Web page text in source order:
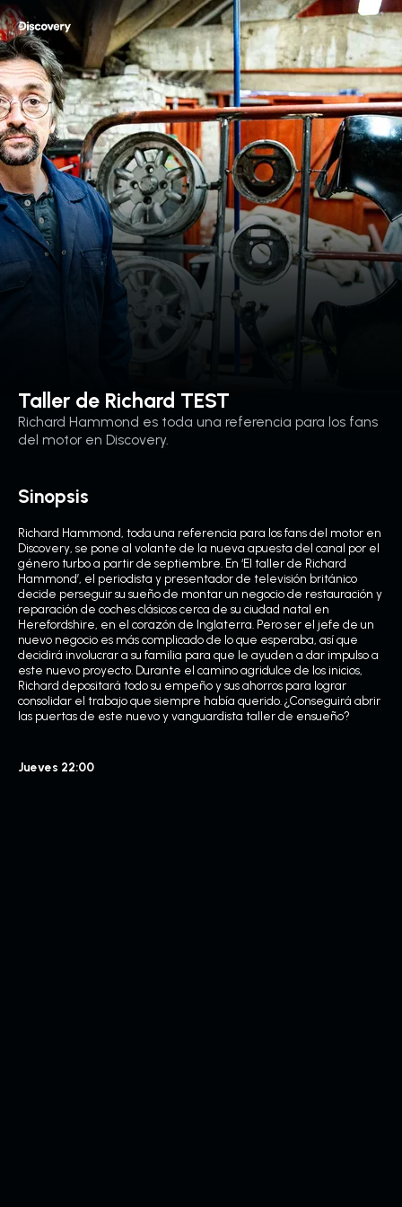
Taller de Richard TEST
Richard Hammond es toda una referencia para los fans
del motor en Discovery.
Sinopsis
Richard Hammond, toda una referencia para los fans del motor en
Discovery, se pone al volante de la nueva apuesta del canal por el
género turbo a partir de septiembre. En ‘El taller de Richard
Hammond’, el periodista y presentador de televisión británico
decide perseguir su sueño de montar un negocio de restauración y
reparación de coches clásicos cerca de su ciudad natal en
Herefordshire, en el corazón de Inglaterra. Pero ser el jefe de un
nuevo negocio es más complicado de lo que esperaba, así que
decidirá involucrar a su familia para que le ayuden a dar impulso a
este nuevo proyecto. Durante el camino agridulce de los inicios,
Richard depositará todo su empeño y sus ahorros para lograr
consolidar el trabajo que siempre había querido. ¿Conseguirá abrir
las puertas de este nuevo y vanguardista taller de ensueño?
Jueves 22:00